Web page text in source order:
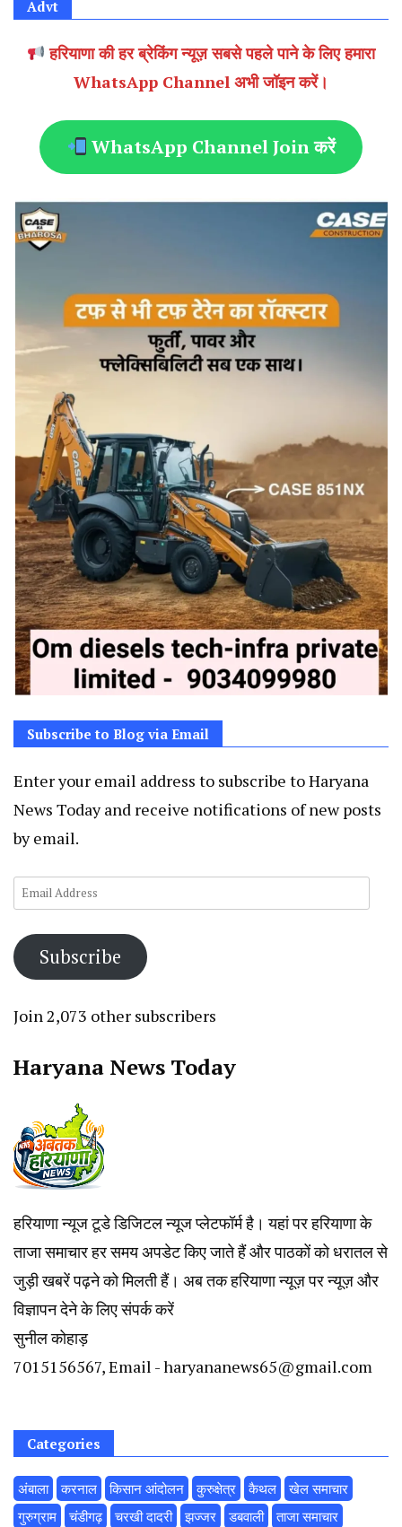
Advt
हरियाणा की हर ब्रेकिंग न्यूज़ सबसे पहले पाने के लिए हमारा
WhatsApp Channel अभी जॉइन करें।
WhatsApp Channel Join करें
Subscribe to Blog via Email
Enter your email address to subscribe to Haryana
News Today and receive notifications of new posts
by email.
Email
Subscribe
Join 2,073 other subscribers
Haryana News Today
हरियाणा न्यूज टूडे डिजिटल न्यूज प्लेटफॉर्म है। यहां पर हरियाणा के
ताजा समाचार हर समय अपडेट किए जाते हैं और पाठकों को धरातल से
जुड़ी खबरें पढ़ने को मिलती हैं। अब तक हरियाणा न्यूज़ पर न्यूज़ और
विज्ञापन देने के लिए संपर्क करें
सुनील कोहाड़
7015156567, Email - haryananews65@gmail.com
Categories
अंबाला करनाल किसान आंदोलन कुरुक्षेत्र कैथल
खेल समाचार
गुरुग्राम
चंडीगढ़ चरखी दादरी झज्जर डबवाली
ताजा समाचार